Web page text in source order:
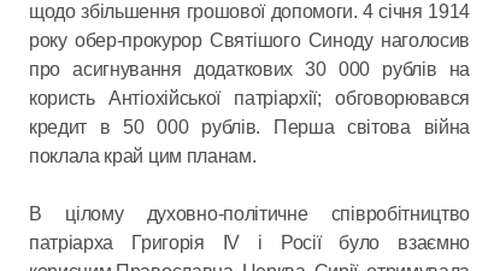
щодо збільшення грошової допомоги. 4 січня 1914
року обер-прокурор Святішого Синоду наголосив
про асигнування додаткових 30 000 рублів на
користь Антіохійської патріархії; обговорювався
кредит в 50 000 рублів. Перша світова війна
поклала край цим планам.
В цілому духовно-політичне співробітництво
патріарха Григорія IV і Росії було взаємно